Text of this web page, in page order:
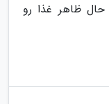
ظاهر غذا رو